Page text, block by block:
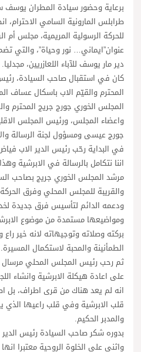
برعاية وحضور سيادة المطران
طرابلس المارونية السامي الاحترام،
للحركة الرسولية المريمية، مجلس أم
عنوان”ايماني… نور وحياة”، والتي
دير مار يوسف للآباء اللعازريين، مجدليا.
كان في استقبال صاحب السيادة،
المحترم والقيّم الاب باسكال عساف
المجلس الخوري جورج جريج المحترم
واعضاء المجلس، ورئيس المجلس
جورج عيسى ومسؤول لجنة الرسالة
في البداية رحّب رئيس الدير الاب
اننا نتكامل بالرسالة في الابرشية
مرشد المجلس الخوري جريج بصاحب
والقريبة للمجلس المحلي وفرق
ودعمه الدائم لتأسيس فرق جديدة
ومواضيعها مستمدة من موضوع
بركته وصلاته وتوجيهاته لانه خير
الطمأنينة والمحبة لاستكمال المسيرة.
ثم رحب رئيس المجلس المحلي مرسال
على اعادة هيكلة الابرشية وانشاء
انه لم يعد هناك من قرى اطراف، بل
قلب الابرشية وفي قلب راعيها الذي
والمدبر الحكيم.
بدوره شكر صاحب السيادة رئيس
واثنى على الخلوة الروحية معتبرا